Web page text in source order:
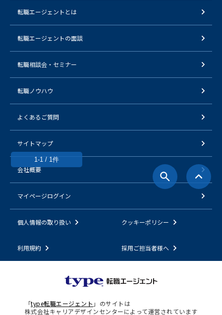
1-1 / 1件
転職エージェントとは
転職エージェントの面談
転職相談会・セミナー
転職ノウハウ
よくあるご質問
サイトマップ
会社概要
マイページログイン
個人情報の取り扱い クッキーポリシー
利用規約 採用ご担当者様へ
「type転職エージェント 」のサイトは
株式会社キャリアデザインセンターによって運営されています